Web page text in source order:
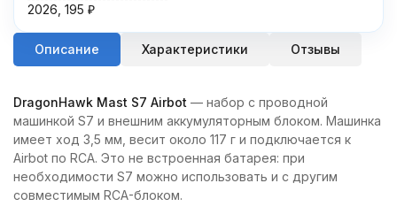
2026 195 ₽
Описание Характеристики Отзывы
DragonHawk Mast S7 Airbot — набор с проводной
машинкой S7 и внешним аккумуляторным блоком. Машинка
имеет ход 3,5 мм, весит около 117 г и подключается к
Airbot по RCA. Это не встроенная батарея: при
необходимости S7 можно использовать и с другим
совместимым RCA-блоком.